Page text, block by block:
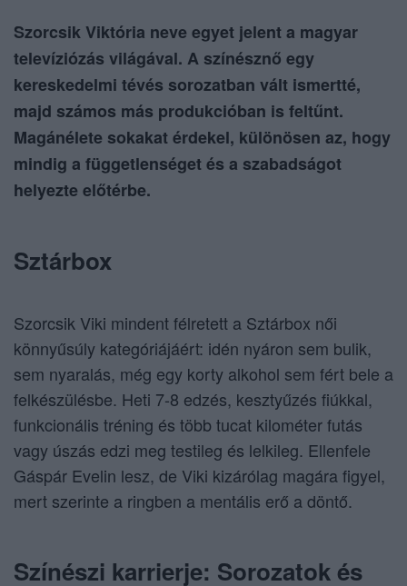
Szorcsik Viktória neve egyet jelent a magyar
televíziózás világával. A színésznő egy
kereskedelmi tévés sorozatban vált ismertté,
majd számos más produkcióban is feltűnt.
Magánélete sokakat érdekel, különösen az, hogy
mindig a függetlenséget és a szabadságot
helyezte előtérbe.
Sztárbox
Szorcsik Viki mindent félretett a Sztárbox női
könnyűsúly kategóriájáért: idén nyáron sem bulik,
sem nyaralás, még egy korty alkohol sem fért bele a
felkészülésbe. Heti 7-8 edzés, kesztyűzés fiúkkal,
funkcionális tréning és több tucat kilométer futás
vagy úszás edzi meg testileg és lelkileg. Ellenfele
Gáspár Evelin lesz, de Viki kizárólag magára figyel,
mert szerinte a ringben a mentális erő a döntő.
Színészi karrierje: Sorozatok és